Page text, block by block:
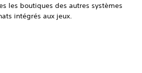
les boutiques des autres systèmes
intégrés aux jeux.